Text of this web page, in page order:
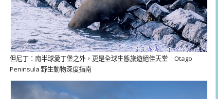
但尼丁：南半球愛丁堡之外，更是全球生態旅遊絕佳天堂｜Otago
Peninsula 野生動物深度指南